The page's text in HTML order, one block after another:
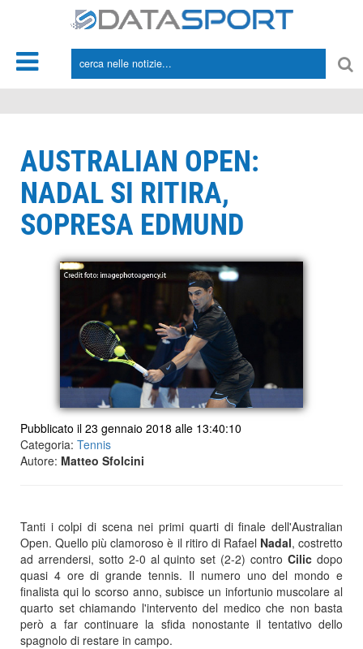
AUSTRALIAN OPEN:
NADAL SI RITIRA,
SOPRESA EDMUND
Pubblicato il 23 gennaio 2018 alle 13:40:10
Categoria: Tennis
Autore: Matteo Sfolcini
Tanti i colpi di scena nei primi quarti di finale dell'Australian
Open. Quello più clamoroso è il ritiro di Rafael Nadal, costretto
ad arrendersi, sotto 2-0 al quinto set (2-2) controCilic dopo
quasi 4 ore di grande tennis. Il numero uno del mondo e
finalista qui lo scorso anno, subisce un infortunio muscolare al
quarto set chiamando l'intervento del medico che non basta
però a far continuare la sfida nonostante il tentativo dello
spagnolo di restare in campo.